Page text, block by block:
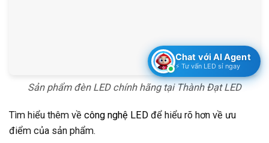
Sản phẩm đèn LED chính hãng tại Thành Đạt LED
Tìm hiểu thêm về công nghệ LED để hiểu rõ hơn về ưu
điểm của sản phẩm.
Chat với AI Agent
⚡ Tư vấn LED sỉ ngay